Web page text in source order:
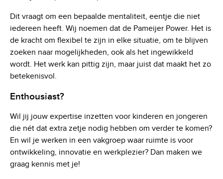
Dit vraagt om een bepaalde mentaliteit, eentje die niet
iedereen heeft. Wij noemen dat de Pameijer Power. Het is
de kracht om flexibel te zijn in elke situatie, om te blijven
zoeken naar mogelijkheden, ook als het ingewikkeld
wordt. Het werk kan pittig zijn, maar juist dat maakt het zo
betekenisvol.
Enthousiast?
Wil jij jouw expertise inzetten voor kinderen en jongeren
die nét dat extra zetje nodig hebben om verder te komen?
En wil je werken in een vakgroep waar ruimte is voor
ontwikkeling, innovatie en werkplezier? Dan maken we
graag kennis met je!